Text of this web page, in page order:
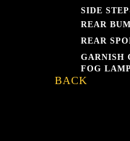
SIDE
REAR
REAR
GARNISH
FOG LAMP
BACK